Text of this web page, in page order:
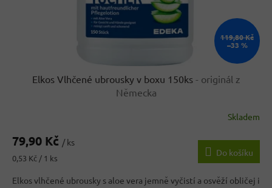
119,80 Kč
–33 %
Elkos Vlhčené ubrousky v boxu 150ks - originál z
Německa
produktu
3,5
z
Skladem
79,90 Kč / ks
Měrná
0,53 Kč / 1 ks
Do košíku
Elkos vlhčené ubrousky s aloe vera jemně vyčistí a osvěží obličej i